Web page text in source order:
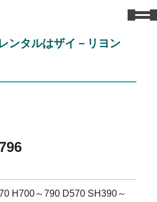
ンタルはザイ－リヨン
H700～790 D570 SH390～